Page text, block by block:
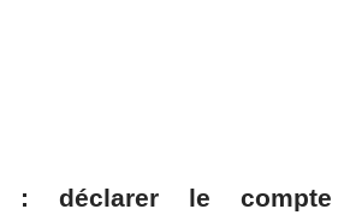
: déclarer le compte